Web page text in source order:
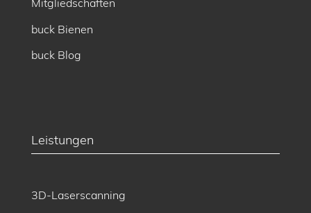
Mitgliedschaften
buck Bienen
buck Blog
Leistungen
3D-Laserscanning